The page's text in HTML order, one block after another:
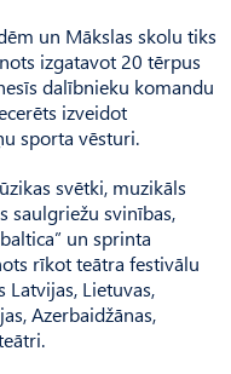
un Mākslas skolu tiks
izgatavot 20 tērpus
dalībnieku komandu
izveidot
sporta vēsturi.
svētki, muzikāls
saulgriežu svinības,
un sprinta
rīkot teātra festivālu
Latvijas, Lietuvas,
Azerbaidžānas,